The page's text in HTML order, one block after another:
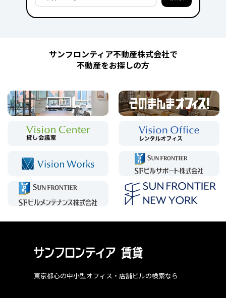
サンフロンティア不動産株式会社で
不動産をお探しの方
東京都心の中小型オフィス・店舗ビルの検索なら